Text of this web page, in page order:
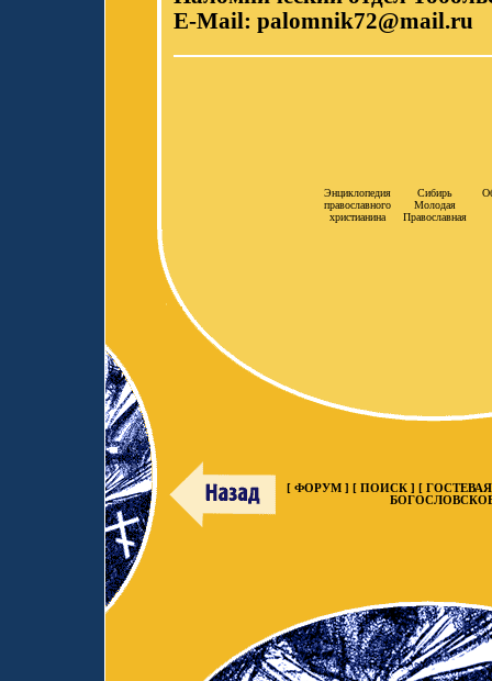
E-Mail: palomnik72@mail.ru
Энциклопедия
православного
христианина
Сибирь
Молодая
Православная
[ ФОРУМ ] [ ПОИСК ]
[